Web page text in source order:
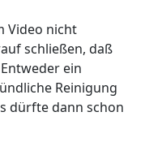
Video nicht
schließen, daß
ein
Reinigung
dürfte dann schon